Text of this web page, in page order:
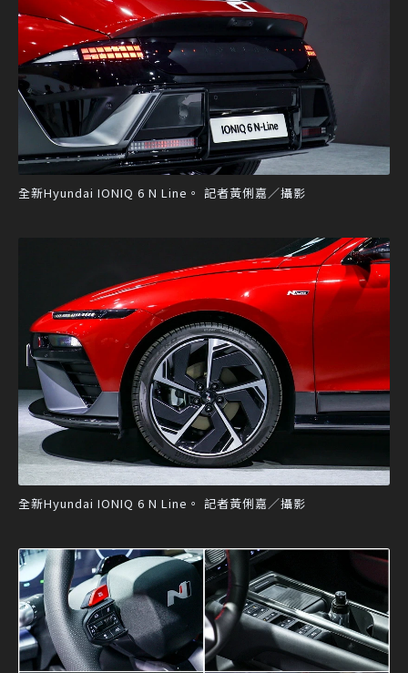
全新Hyundai IONIQ 6 N Line。 記者黃俐嘉／攝影
全新Hyundai IONIQ 6 N Line。 記者黃俐嘉／攝影